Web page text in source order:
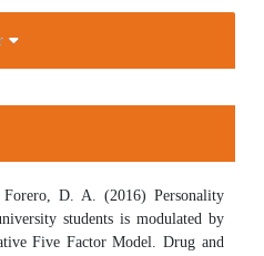
D. A. (2016) Personality
students is modulated by
Five Factor Model. Drug and